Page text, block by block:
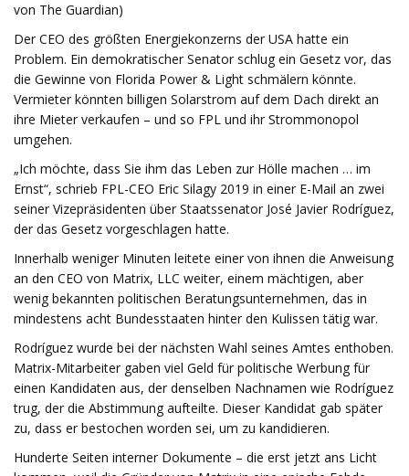
von The Guardian)
Der CEO des größten Energiekonzerns der USA hatte ein
Problem. Ein demokratischer Senator schlug ein Gesetz vor, das
die Gewinne von Florida Power & Light schmälern könnte.
Vermieter könnten billigen Solarstrom auf dem Dach direkt an
ihre Mieter verkaufen – und so FPL und ihr Strommonopol
umgehen.
„Ich möchte, dass Sie ihm das Leben zur Hölle machen … im
Ernst“, schrieb FPL-CEO Eric Silagy 2019 in einer E-Mail an zwei
seiner Vizepräsidenten über Staatssenator José Javier Rodríguez,
der das Gesetz vorgeschlagen hatte.
Innerhalb weniger Minuten leitete einer von ihnen die Anweisung
an den CEO von Matrix, LLC weiter, einem mächtigen, aber
wenig bekannten politischen Beratungsunternehmen, das in
mindestens acht Bundesstaaten hinter den Kulissen tätig war.
Rodríguez wurde bei der nächsten Wahl seines Amtes enthoben.
Matrix-Mitarbeiter gaben viel Geld für politische Werbung für
einen Kandidaten aus, der denselben Nachnamen wie Rodríguez
trug, der die Abstimmung aufteilte. Dieser Kandidat gab später
zu, dass er bestochen worden sei, um zu kandidieren.
Hunderte Seiten interner Dokumente – die erst jetzt ans Licht